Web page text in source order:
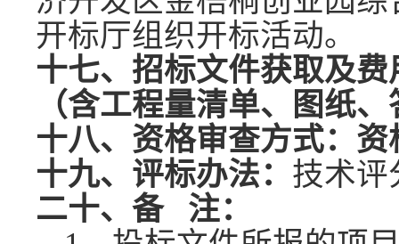
开标厅组织开标活动。
十七、招标文件获取及
（含工程量清单、图纸
十八、资格审查方式： 资
十九、评标办法： 技术评
二十、备
注：